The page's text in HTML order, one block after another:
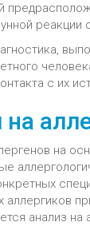
реакции
с их
на
аллергиков
анализ